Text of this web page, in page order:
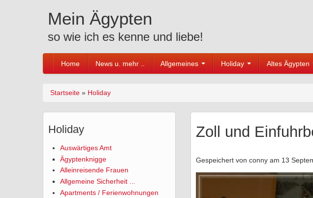
Mein Ägypten
so wie ich es kenne und liebe!
Home News u. mehr .. Allgemeines Holiday Altes Ägypten
Sie sind hier
Startseite » Holiday
Holiday
Auswärtiges Amt
Ägyptenknigge
Alleinreisende Frauen
Allgemeine Sicherheit ...
Apartments / Ferienwohnungen
Zoll und
Gespeichert von conny am 13